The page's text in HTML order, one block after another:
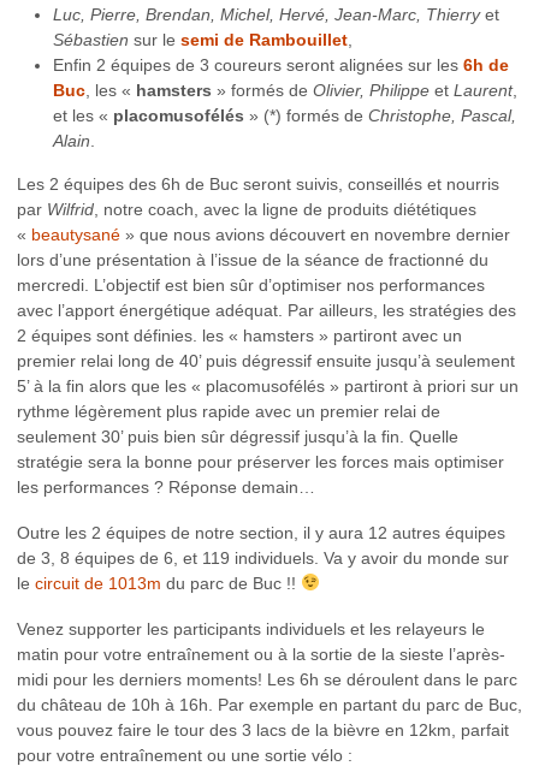
Luc, Pierre, Brendan, Michel, Hervé, Jean-Marc, Thierryet
Sébastien sur le semi de Rambouillet
Enfin 2 équipes de 3 coureurs seront alignées sur les 6h de
Buc , les « hamsters » formés de Olivier, Philippe et Laurent,
et les « placomusofélés » (*) formés de Christophe, Pascal,
Alain
Les 2 équipes des 6h de Buc seront suivis, conseillés et nourris
par Wilfrid , notre coach, avec la ligne de produits diététiques
« beautysané » que nous avions découvert en novembre dernier
lors d’une présentation à l’issue de la séance de fractionné du
mercredi. L’objectif est bien sûr d’optimiser nos performances
avec l’apport énergétique adéquat. Par ailleurs, les stratégies des
2 équipes sont définies. les « hamsters » partiront avec un
premier relai long de 40’ puis dégressif ensuite jusqu’à seulement
5’ à la fin alors que les « placomusofélés » partiront à priori sur un
rythme légèrement plus rapide avec un premier relai de
seulement 30’ puis bien sûr dégressif jusqu’à la fin. Quelle
stratégie sera la bonne pour préserver les forces mais optimiser
les performances ? Réponse demain…
Outre les 2 équipes de notre section, il y aura 12 autres équipes
de 3, 8 équipes de 6, et 119 individuels. Va y avoir du monde sur
le circuit de 1013m du parc de Buc !!
Venez supporter les participants individuels et les relayeurs le
matin pour votre entraînement ou à la sortie de la sieste l’après-
midi pour les derniers moments! Les 6h se déroulent dans le parc
du château de 10h à 16h. Par exemple en partant du parc de Buc,
vous pouvez faire le tour des 3 lacs de la bièvre en 12km, parfait
pour votre entraînement ou une sortie vélo :